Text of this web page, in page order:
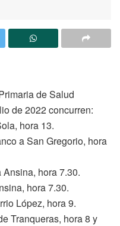
de Salud
de 2022 concurren:
hora 13.
a San Gregorio, hora
hora 7.30.
hora 7.30.
López, hora 9.
Tranqueras, hora 8 y